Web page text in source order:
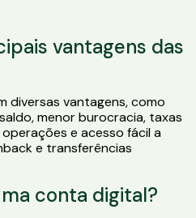
vantagens das
diversas vantagens, como
menor burocracia, taxas
e acesso fácil a
e transferências
conta digital?